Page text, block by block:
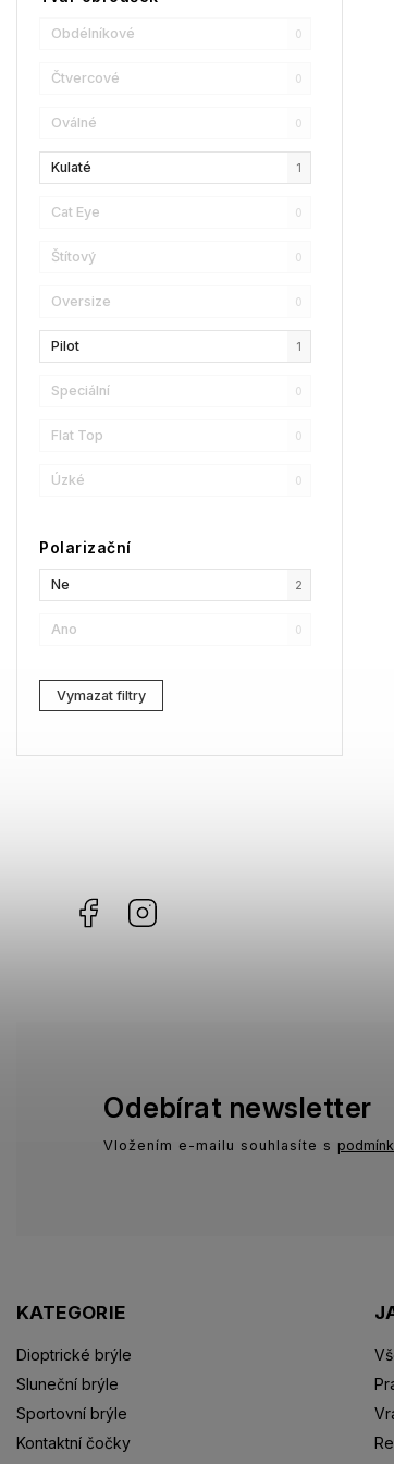
Champion
Reebok
Oscar De La Renta
Donna Karan
DKNY
Calvin Klein
Longchamp
Christian Lacroix
Love Moschino
Bollé
LENSSO
Comma
Obdélníkové 0
Čtvercové 0
Oválné 0
Kulaté 1
Cat Eye 0
Štítový 0
Oversize 0
Pilot 1
Speciální 0
Flat Top 0
Úzké 0
Polarizační
Ne 2
Ano 0
Vymazat filtry
Facebook
KATEGORIE
Dioptrické brýle
Sluneční brýle
Sportovní brýle
Kontaktní čočky
Odebírat newsletter
Vložením e-mailu souhlasíte s